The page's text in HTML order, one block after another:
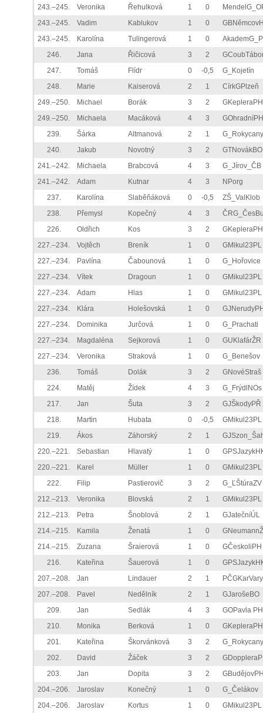
243.–245.
Veronika Řehulková 1 0
243.–245.
Vadim Kablukov 1 0
243.–245.
Karolína Tulingerová 1 0
246.
Jana Řičicová 3 2
247.
Tomáš Flídr 0 -0,5
G_Kojetín
248.
Marie Kaiserová 2 1
CírkGPlzeň
249.–250.
Michael Borák 3 2
GKepleraPH
249.–250.
Michaela Macáková 4 3
GOhradníPH
239.
Šárka Altmanová 2 1
G_Rokycany
240.
Jakub Novotný 3 2
GTNovákBO
241.–242.
Michaela Brabcová 4 3
G_Jírov_ČB
241.–242.
Adam Kutnar 4 3
NPorg
237.
Karolína Slaběňáková 0 -0,5
ZŠ_ValKlob
238.
Přemysl Kopečný 4 3
226.
Oldřich Kos 3 2
GKepleraPH
227.–234.
Vojtěch Breník 1 0
GMikul23PL
227.–234.
Pavlína Čabounová 1 0
G_Hořovice
227.–234.
Vítek Dragoun 1 0
GMikul23PL
227.–234.
Adam Hlas 1 0
GMikul23PL
227.–234.
Klára Holešovská 1 0
227.–234.
Dominika Jurčová 1 0
G_Prachati
227.–234.
Magdaléna Sejkorová 1 0
GUKlafárŽR
227.–234.
Veronika Straková 1 0
G_Benešov
236.
Tomáš Dolák 3 2
GNovéStraš
224.
Matěj Žídek 4 3
G_FrýdlNOs
217.
Jan Šuta 3 2
GJŠkodyPŘ
218.
Martin Hubata 0 -0,5
GMikul23PL
219.
Ákos Záhorský 2 1
220.–221.
Sebastian Hlavatý 1 0
220.–221.
Karel Müller 1 0
GMikul23PL
222.
Filip Pastierovič 3 2
G_ĽŠtúraZV
212.–213.
Veronika Blovská 2 1
GMikul23PL
212.–213.
Petra Šnoblová 2 1
GJatečníÚL
214.–215.
Kamila Ženatá 1 0
214.–215.
Zuzana Šraierová 1 0
GČeskoliPH
216.
Kateřina Šauerová 1 0
207.–208.
Jan Lindauer 2 1
PČGKarVary
207.–208.
Pavel Nedělník 2 1
GJarošeBO
209.
Jan Sedlák 4 3
GOPavla PH
210.
Monika Berková 1 0
GKepleraPH
201.
Kateřina Škorvánková 3 2
G_Rokycany
202.
David Žáček 3 2
203.
Jan Dopita 3 2
204.–206.
Jaroslav Konečný 1 0
G_Čelákov
204.–206.
Jaroslav Kortus 1 0
GMikul23PL